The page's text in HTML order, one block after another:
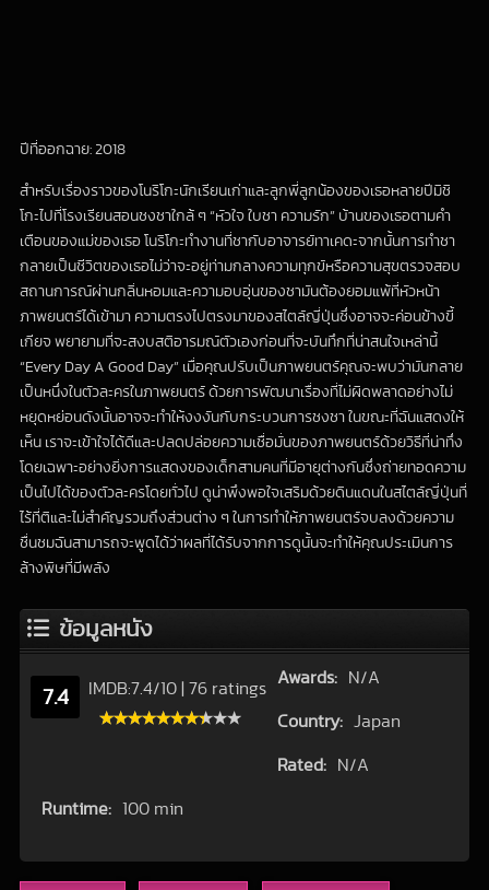
ปีที่ออกฉาย: 2018
สำหรับเรื่องราวของโนริโกะนักเรียนเก่าและลูกพี่ลูกน้องของเธอหลายปีมิชิ
โกะไปที่โรงเรียนสอนชงชาใกล้ ๆ “หัวใจ ใบชา ความรัก” บ้านของเธอตามคำ
เตือนของแม่ของเธอ โนริโกะทำงานที่ชากับอาจารย์ทาเคดะจากนั้นการทำชา
กลายเป็นชีวิตของเธอไม่ว่าจะอยู่ท่ามกลางความทุกข์หรือความสุขตรวจสอบ
สถานการณ์ผ่านกลิ่นหอมและความอบอุ่นของชามันต้องยอมแพ้ที่หัวหน้า
ภาพยนตร์ได้เข้ามา ความตรงไปตรงมาของสไตล์ญี่ปุ่นซึ่งอาจจะค่อนข้างขี้
เกียจ พยายามที่จะสงบสติอารมณ์ตัวเองก่อนที่จะบันทึกที่น่าสนใจเหล่านี้
“Every Day A Good Day” เมื่อคุณปรับเป็นภาพยนตร์คุณจะพบว่ามันกลาย
เป็นหนึ่งในตัวละครในภาพยนตร์ ด้วยการพัฒนาเรื่องที่ไม่ผิดพลาดอย่างไม่
หยุดหย่อนดังนั้นอาจจะทำให้งงงันกับกระบวนการชงชา ในขณะที่ฉันแสดงให้
เห็น เราจะเข้าใจได้ดีและปลดปล่อยความเชื่อมั่นของภาพยนตร์ด้วยวิธีที่น่าทึ่ง
โดยเฉพาะอย่างยิ่งการแสดงของเด็กสามคนที่มีอายุต่างกันซึ่งถ่ายทอดความ
เป็นไปได้ของตัวละครโดยทั่วไป ดูน่าพึงพอใจเสริมด้วยดินแดนในสไตล์ญี่ปุ่นที่
ไร้ที่ติและไม่สำคัญรวมถึงส่วนต่าง ๆ ในการทำให้ภาพยนตร์จบลงด้วยความ
ชื่นชมฉันสามารถจะพูดได้ว่าผลที่ได้รับจากการดูนั้นจะทำให้คุณประเมินการ
ล้างพิษที่มีพลัง
ข้อมูลหนัง
7.4 IMDB:7.4/10 | 76 ratings
Awards: N/A
Country: Japan
Rated: N/A
Runtime: 100 min